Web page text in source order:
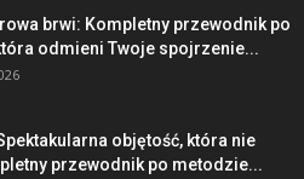
brwi: Kompletny przewodnik po
odmieni Twoje spojrzenie...
objętość, która nie
przewodnik po metodzie...